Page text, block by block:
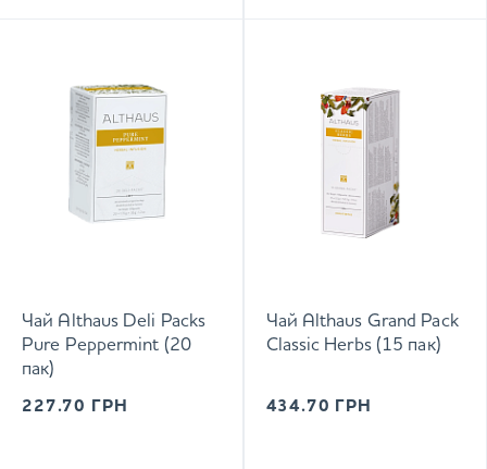
Чай Althaus Deli Packs
Pure Peppermint (20
пак)
227.70 ГРН
Чай Althaus Grand Pack
Classic Herbs (15 пак)
434.70 ГРН